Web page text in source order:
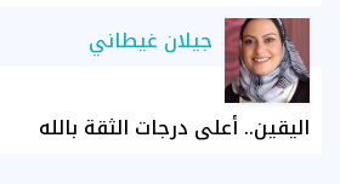
جيلان غيطاني
اليقين.. أعلى درجات الثقة بالله